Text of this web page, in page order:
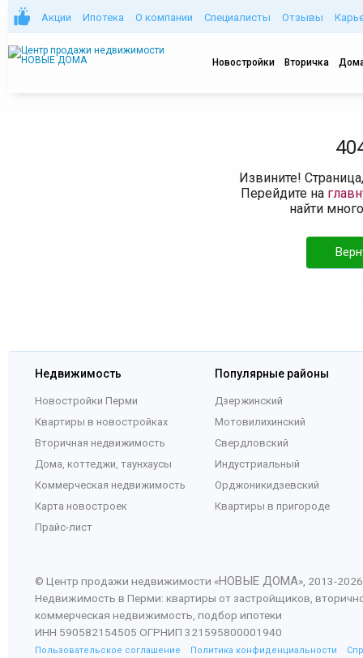
Акции Ипотека О компании Специалисты Отзывы
Новостройки Вторичка
Извините!
Перейдите на
найти
Недвижимость
Новостройки Перми
Квартиры в новостройках
Вторичная недвижимость
Дома, коттеджи, таунхаусы
Коммерческая недвижимость
Карта новостроек
Прайс-лист
Популярные районы
Дзержинский
Мотовилихинский
Свердловский
Индустриальный
Орджоникидзевский
Квартиры в пригороде
© Центр продажи недвижимости «НОВЫЕ ДОМА», 2013-2026
Недвижимость в Перми: квартиры от застройщиков,
коммерческая недвижимость, подбор ипотеки
ИНН 590582154505 ОГРНИП 321595800001940
Пользовательское соглашение Политика конфиденциальности